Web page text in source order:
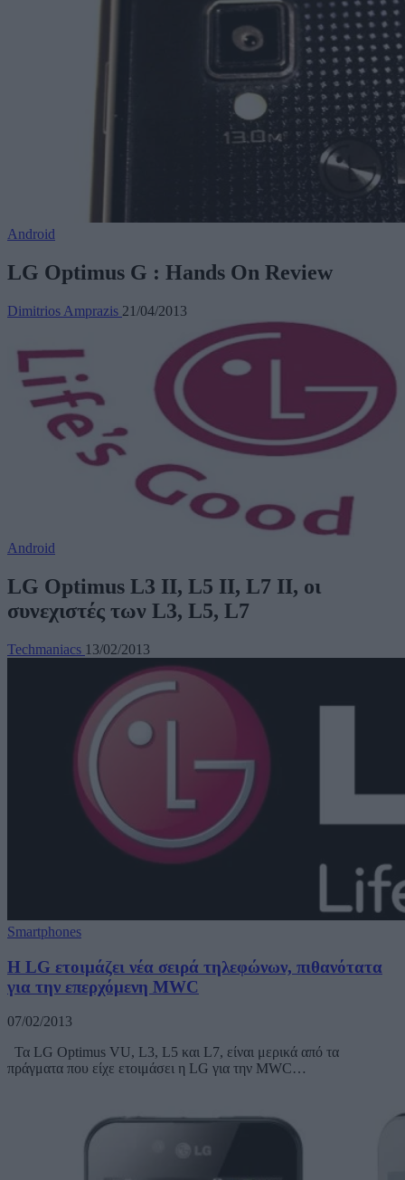
Android
LG Optimus G : Hands On Review
Dimitrios Amprazis 21/04/2013
Android
LG Optimus L3 II, L5 II, L7 II, οι
συνεχιστές των L3, L5, L7
Techmaniacs 13/02/2013
Smartphones
Η LG ετοιμάζει νέα σειρά τηλεφώνων, πιθανότατα
για την επερχόμενη MWC
07/02/2013
Τα LG Optimus VU, L3, L5 και L7, είναι μερικά από τα
πράγματα που είχε ετοιμάσει η LG για την MWC…